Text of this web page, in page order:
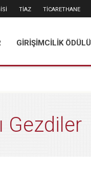
TİAZ TİCARETHANE
GİRİŞİMCİLİK ÖDÜLÜ
Gezdiler